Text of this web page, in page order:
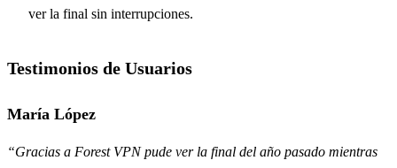
ver la final sin interrupciones.
Testimonios de Usuarios
María López
“Gracias a Forest VPN pude ver la final del año pasado mientras